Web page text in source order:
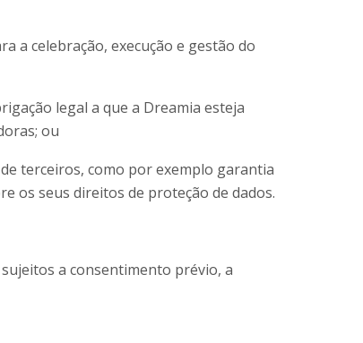
a celebração, execução e gestão do
legal a que a Dreamia esteja
ou
terceiros, como por exemplo garantia
os seus direitos de proteção de dados.
a consentimento prévio, a